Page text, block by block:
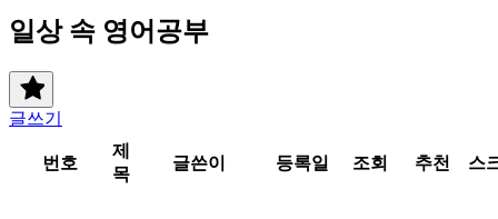
일상 속 영어공부
글쓰기
번호
제
목
글쓴이 등록일 조회 추천 스